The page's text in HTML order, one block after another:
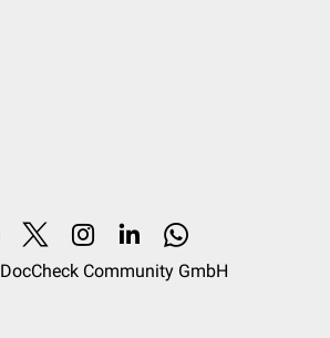
DocCheck Community GmbH